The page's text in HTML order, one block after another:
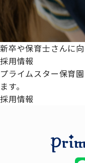
新卒や保育士さんに
採用情報
プライムスター保育
ます。
採用情報